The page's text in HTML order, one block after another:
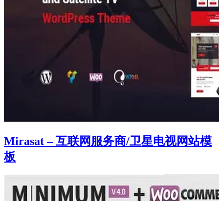
Mirasat – 互联网服务商/卫星电视网站模
板